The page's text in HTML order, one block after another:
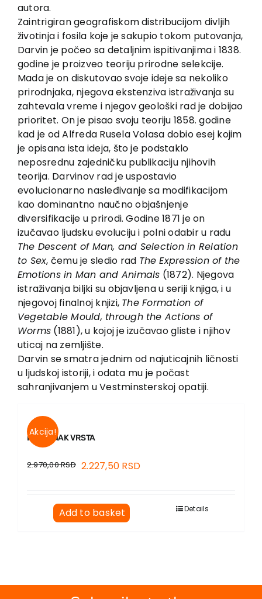
autora.
Zaintrigiran geografiskom distribucijom divljih
životinja i fosila koje je sakupio tokom putovanja,
Darvin je počeo sa detaljnim ispitivanjima i 1838.
godine je proizveo teoriju prirodne selekcije.
Mada je on diskutovao svoje ideje sa nekoliko
prirodnjaka, njegova ekstenziva istraživanja su
zahtevala vreme i njegov geološki rad je dobijao
prioritet. On je pisao svoju teoriju 1858. godine
kad je od Alfreda Rusela Volasa dobio esej kojim
je opisana ista ideja, što je podstaklo
neposrednu zajedničku publikaciju njihovih
teorija. Darvinov rad je uspostavio
evolucionarno nasleđivanje sa modifikacijom
kao dominantno naučno objašnjenje
diversifikacije u prirodi. Godine 1871 je on
izučavao ljudsku evoluciju i polni odabir u radu
The Descent of Man, and Selection in Relation
to Sex, čemu je sledio rad The Expression of the
Emotions in Man and Animals (1872). Njegova
istraživanja biljki su objavljena u seriji knjiga, i u
njegovoj finalnoj knjizi, The Formation of
Vegetable Mould, through the Actions of
Worms (1881), u kojoj je izučavao gliste i njihov
uticaj na zemljište.
Darvin se smatra jednim od najuticajnih ličnosti
u ljudskoj istoriji, i odata mu je počast
sahranjivanjem u Vestminsterskoj opatiji.
Akcija!
POSTANAK VRSTA
2.970,00RSD 2.227,50 RSD
Add to basket Details